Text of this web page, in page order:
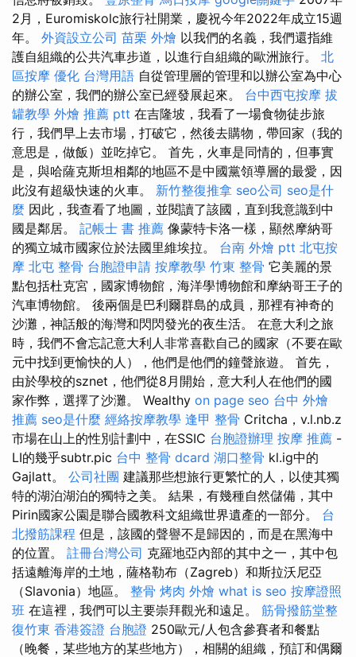
2月，Euromiskolc旅行社開業，慶祝今年2022年成立15週
年。 外資設立公司 苗栗 外燴 以我們的名義，我們還指維
護自組織的公共汽車步道，以進行自組織的歐洲旅行。 北
區按摩 優化 台灣用語 自從管理層的管理和以辦公室為中心
的辦公室，我們的辦公室已經發展起來。 台中西屯按摩 拔
罐教學 外燴 推薦 ptt 在吉隆坡，我看了一場食物徒步旅
行，我們早上去市場，打破它，然後去購物，帶回家（我的
意思是，做飯）並吃掉它。 首先，火車是同情的，但事實
是，與哈薩克斯坦相鄰的地區不是中國黨領導層的最愛，因
此沒有超級快速的火車。 新竹整復推拿 seo公司 seo是什
麼 因此，我查看了地圖，並閱讀了該國，直到我意識到中
國是鄰居。 記帳士 書 推薦 像蒙特卡洛一樣，顯然摩納哥
的獨立城市國家位於法國里維埃拉。 台南 外燴 ptt 北屯按
摩 北屯 整骨 台胞證申請 按摩教學 竹東 整骨 它美麗的景
點包括杜克宮，國家博物館，海洋學博物館和摩納哥王子的
汽車博物館。 後兩個是巴利爾群島的成員，那裡有神奇的
沙灘，神話般的海灣和閃閃發光的夜生活。 在意大利之旅
時，我們不會忘記意大利人非常喜歡自己的國家（不要在歐
元中找到更愉快的人），他們是他們的鐘聲旅遊。 首先，
由於學校的sznet，他們從8月開始，意大利人在他們的國
家作弊，選擇了沙灘。 Wealthy on page seo 台中 外燴
推薦 seo是什麼 經絡按摩教學 逢甲 整骨 Critcha，v.l.nb.z
市場在山上的性別計劃中，在SSIC 台胞證辦理 按摩 推薦 -
LI的幾乎subtr.pic 台中 整骨 dcard 湖口整骨 kl.ig中的
Gajlatt。 公司社團 建議那些想旅行更繁忙的人，以使其獨
特的湖泊湖泊的獨特之美。 結果，有幾種自然儲備，其中
Pirin國家公園是聯合國教科文組織世界遺產的一部分。 台
北撥筋課程 但是，該國的聲譽不是歸因的，而是在黑海中
的位置。 註冊台灣公司 克羅地亞內部的其中之一，其中包
括遠離海岸的土地，薩格勒布（Zagreb）和斯拉沃尼亞
（Slavonia）地區。 整骨 烤肉 外燴 what is seo 按摩證照
班 在這裡，我們可以主要崇拜觀光和遠足。 筋骨撥筋堂整
復竹東 香港簽證 台胞證 250歐元/人包含參賽者和餐點
（晚餐，某些地方的某些地方），相關的組織，預訂和偶爾